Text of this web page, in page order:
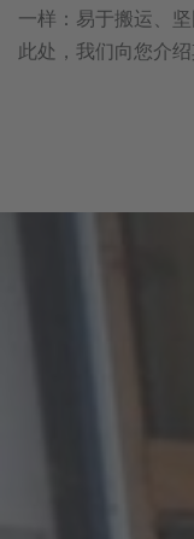
一样：易于搬运、
此处，我们向您介绍